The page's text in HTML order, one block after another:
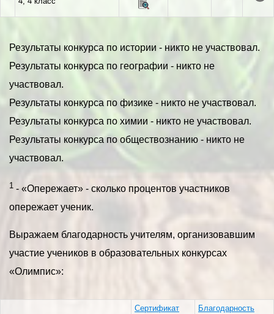
Результаты конкурса по истории - никто не участвовал.
Результаты конкурса по географии - никто не
участвовал.
Результаты конкурса по физике - никто не участвовал.
Результаты конкурса по химии - никто не участвовал.
Результаты конкурса по обществознанию - никто не
участвовал.
1 - «Опережает» - сколько процентов участников
опережает ученик.
Выражаем благодарность учителям, организовавшим
участие учеников в образовательных конкурсах
«Олимпис»:
Сертификат Благодарность